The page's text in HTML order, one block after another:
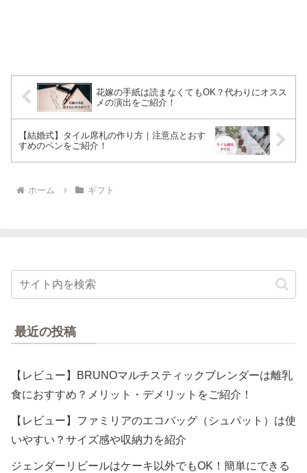
花嫁の手紙は読まなくてもOK？代わりにオスス
メの演出をご紹介！
【結婚式】タイル席札の作り方｜注意点とおす
すめのペンをご紹介！
ホーム ギフト
最近の投稿
【レビュー】BRUNOマルチスティックブレンダーは離乳
食におすすめ？メリット・デメリットをご紹介！
【レビュー】ファミリアのエコバッグ（シュパット）は使
いやすい？サイズ感や収納力を紹介
ジェンダーリビールはケーキ以外でもOK！簡単にできる